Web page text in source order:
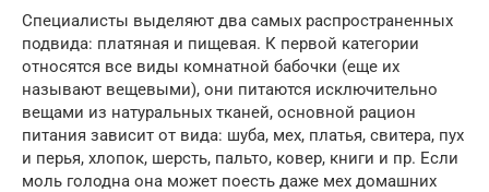
Специалисты выделяют два самых распространенных
подвида: платяная и пищевая. К первой категории
относятся все виды комнатной бабочки (еще их
называют вещевыми), они питаются исключительно
вещами из натуральных тканей, основной рацион
питания зависит от вида: шуба, мех, платья, свитера, пух
и перья, хлопок, шерсть, пальто, ковер, книги и пр. Если
моль голодна она может поесть даже мех домашних